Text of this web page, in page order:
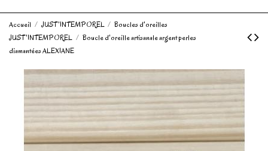
Accueil JUST'INTEMPOREL
Boucles d'oreilles
JUST'INTEMPOREL
Boucle d'oreille artisanale argent perles
diamantées ALEXIANE